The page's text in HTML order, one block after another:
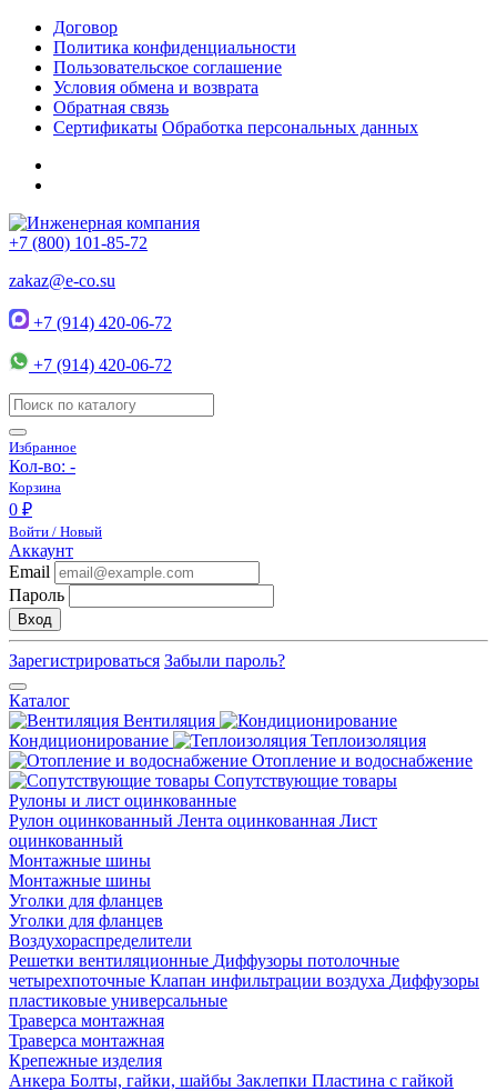
Договор
Политика конфиденциальности
Пользовательское соглашение
Условия обмена и возврата
Обратная связь
Сертификаты Обработка персональных данных
+7 (800) 101-85-72
zakaz@e-co.su
+7 (914) 420-06-72
+7 (914) 420-06-72
Избранное
Кол-во: -
Корзина
0 ₽
Войти / Новый
Аккаунт
Email
Пароль
Вход
Зарегистрироваться Забыли пароль?
Каталог
Вентиляция
Кондиционирование
Теплоизоляция
Отопление и водоснабжение
Сопутствующие товары
Рулоны и лист оцинкованные
Рулон оцинкованный Лента оцинкованная Лист
оцинкованный
Монтажные шины
Монтажные шины
Уголки для фланцев
Уголки для фланцев
Воздухораспределители
Решетки вентиляционные Диффузоры потолочные
четырехпоточные Клапан инфильтрации воздуха Диффузоры
пластиковые универсальные
Траверса монтажная
Траверса монтажная
Крепежные изделия
Анкера Болты, гайки, шайбы Заклепки Пластина с гайкой